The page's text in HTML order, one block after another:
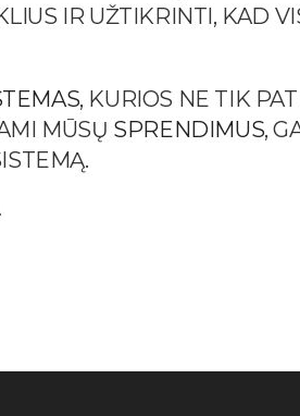
IR UŽTIKRINTI, KAD
, KURIOS NE TIK
MŪSŲ SPRENDIMUS,